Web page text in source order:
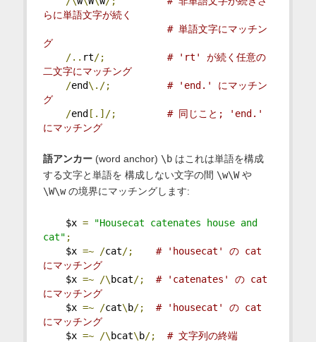
らに単語文字が続く
# 単語文字にマッチン
グ
/.. rt/;
# 'rt' が続く任意の
二文字にマッチング
/end\./;
# 'end.' にマッチン
グ
/end [.]/;
# 同じこと; 'end.'
にマッチング
語アンカー (word anchor) \bはこれは単語を構成
する文字と単語を 構成しない文字の間 \w\Wや
\W\wの境界にマッチングします:
$x =
"Housecat catenates house and
cat" ;
$x =~ /cat/;
# 'housecat' の cat
にマッチング
$x =~ /\ bcat/;
# 'catenates' の cat
にマッチング
$x =~ /cat\ b/;
# 'housecat' の cat
にマッチング
$x =~ /\ bcat\ b/;
# 文字列の終端